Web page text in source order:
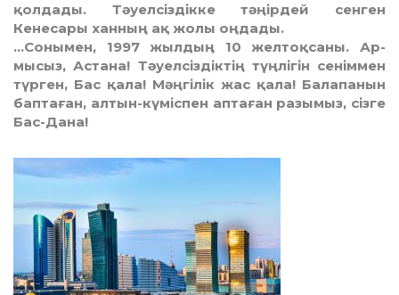
қолдады. Тәуелсіздікке тәңірдей сенген
Кенесары ханның ақ жолы оңдады.
…Сонымен, 1997 жылдың 10 желтоқсаны. Ар­
мысыз, Астана! Тәуелсіздіктің түңлігін сенім­­мен
түр­ген, Бас қала! Мәңгілік жас қала! Балапанын
бап­таған, алтын-күміспен аптаған разымыз, сізге
Бас-Дана!